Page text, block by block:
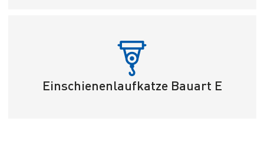
Einschienenlaufkatze Bauart E